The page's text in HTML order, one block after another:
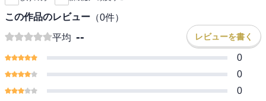
この作品のレビュー （0件）
平均 -- レビューを書く
0
0
0